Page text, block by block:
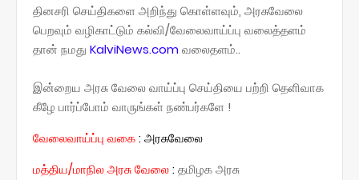
தினசரி செய்திகளை அறிந்து கொள்ளவும், அரசுவேலை
பெறவும் வழிகாட்டும் கல்வி/வேலைவாய்ப்பு வலைத்தளம்
தான் நமது KalviNews.comவலைதளம்..
இன்றைய அரசு வேலை வாய்ப்பு செய்தியை பற்றி தெளிவாக
கீழே பார்ப்போம் வாருங்கள் நண்பர்களே !
வேலைவாய்ப்பு வகை:அரசுவேலை
மத்திய/மாநில அரசு வேலை:தமிழக அரசு